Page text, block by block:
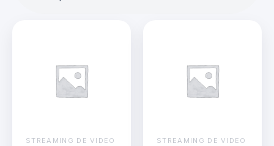
STREAMING DE VIDEO STREAMING DE VIDEO